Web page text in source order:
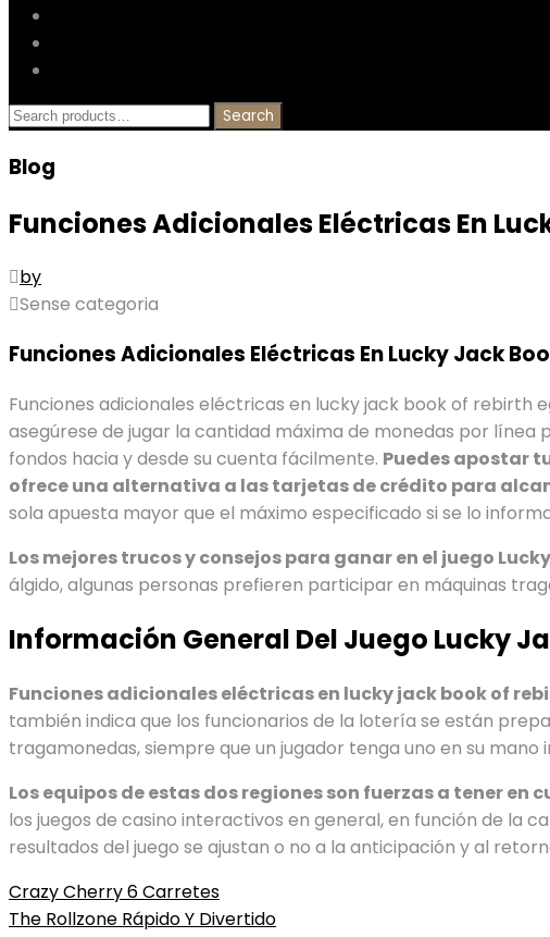
Search
Search
Blog
Funciones Adicionales Eléctricas En
by
Sense categoria
Funciones Adicionales Eléctricas En Lucky Jack
Funciones adicionales eléctricas en lucky jack book of rebirth
asegúrese de jugar la cantidad máxima de monedas por
fondos hacia y desde su cuenta fácilmente. Puedes apostar
ofrece una alternativa a las tarjetas de crédito para
sola apuesta mayor que el máximo especificado si se lo
Los mejores trucos y consejos para ganar en el juego
álgido, algunas personas prefieren participar en máquinas
Información General Del Juego Lucky
Funciones adicionales eléctricas en lucky jack book of
también indica que los funcionarios de la lotería se están
tragamonedas, siempre que un jugador tenga uno en su mano
Los equipos de estas dos regiones son fuerzas a tener
los juegos de casino interactivos en general, en función de la
resultados del juego se ajustan o no a la anticipación y al
Crazy Cherry 6 Carretes
The Rollzone Rápido Y Divertido